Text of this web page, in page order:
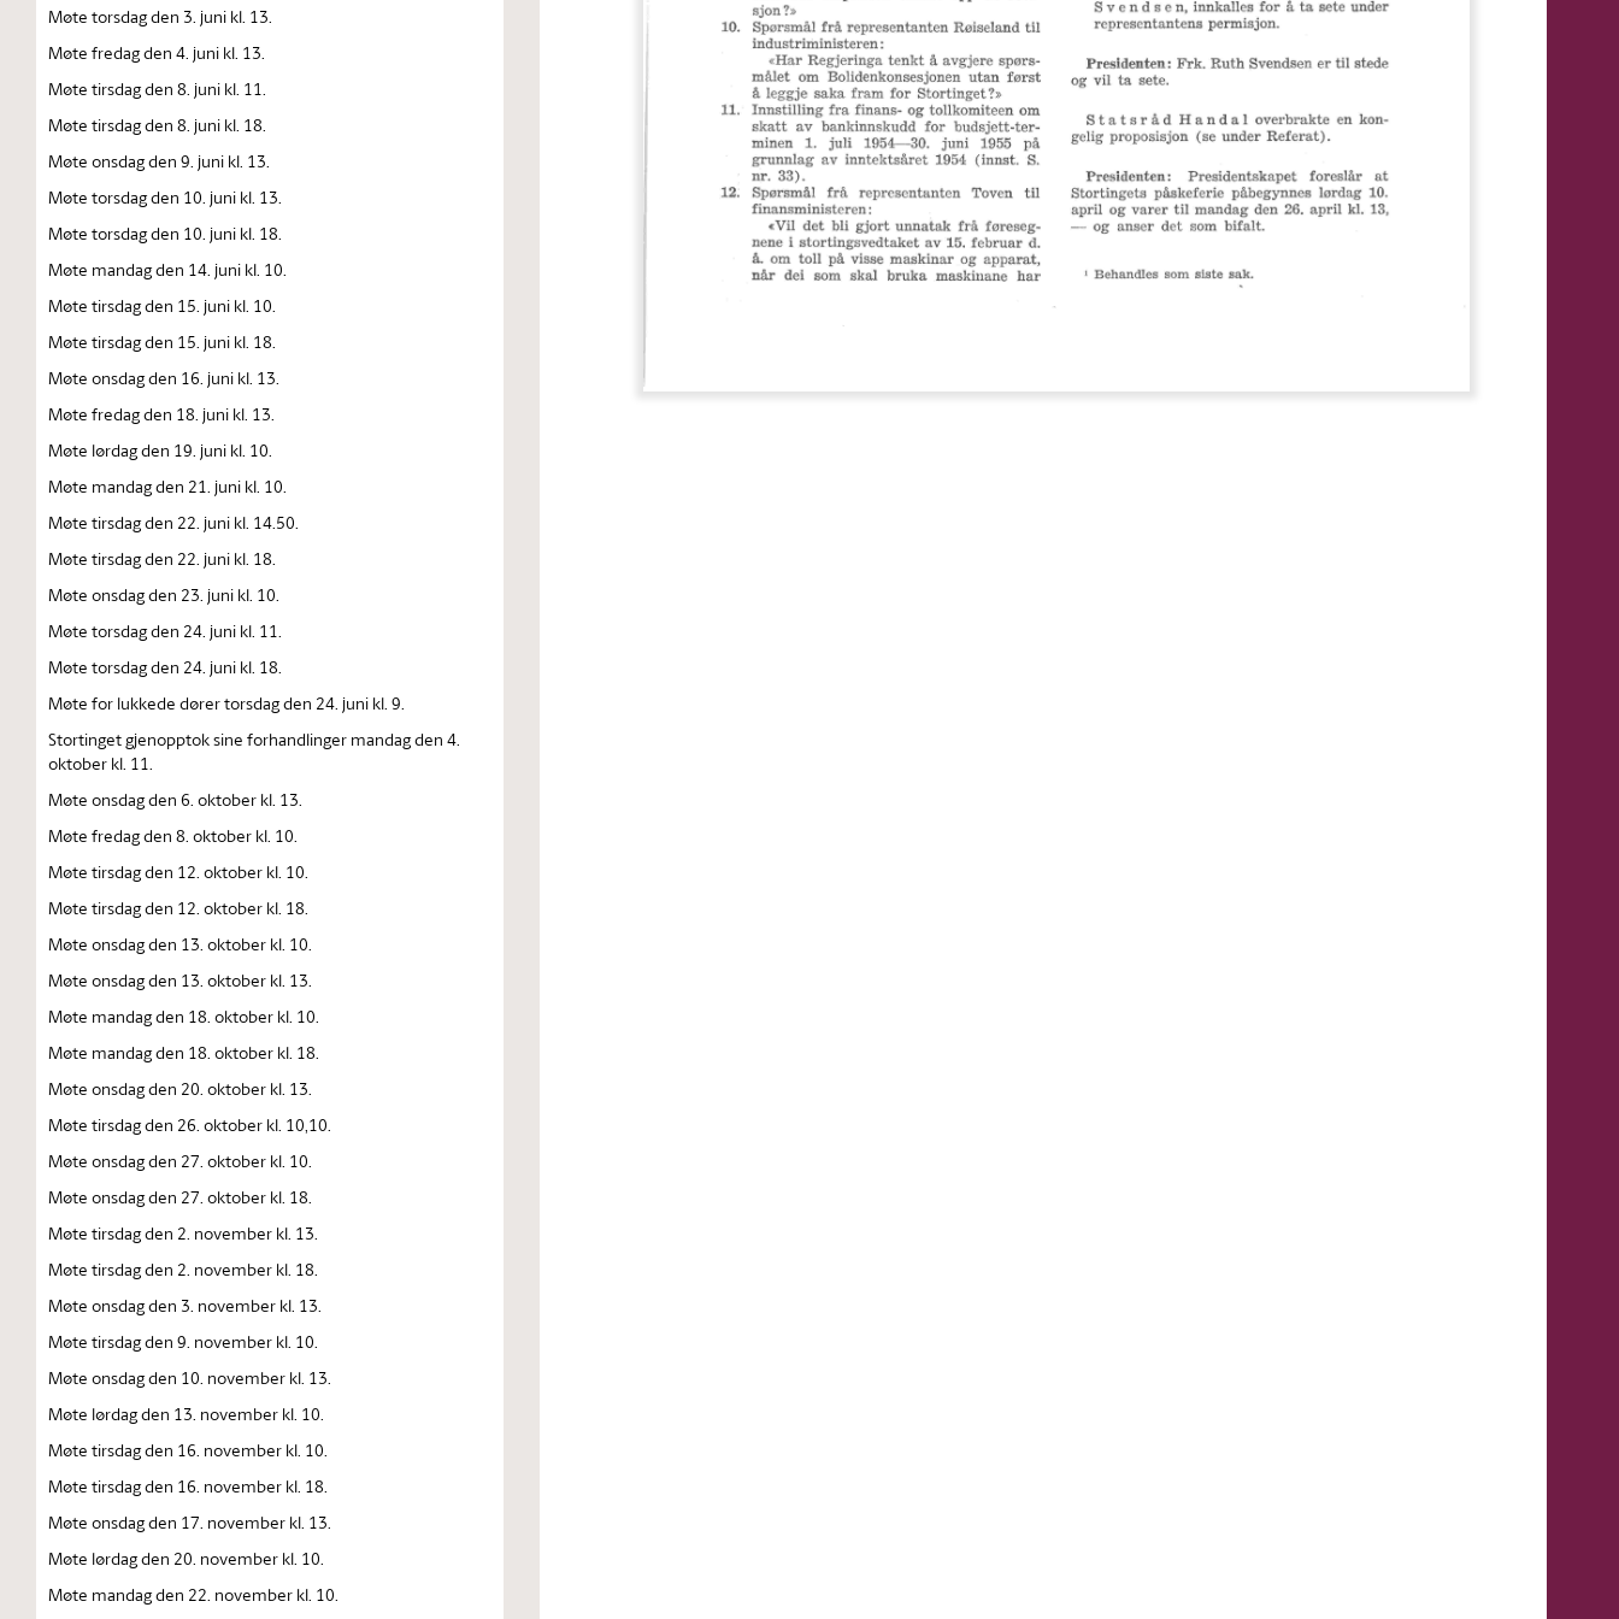
Møte torsdag den 3. juni kl. 13.
Møte fredag den 4. juni kl. 13.
Møte tirsdag den 8. juni kl. 11.
Møte tirsdag den 8. juni kl. 18.
Møte onsdag den 9. juni kl. 13.
Møte torsdag den 10. juni kl. 13.
Møte torsdag den 10. juni kl. 18.
Møte mandag den 14. juni kl. 10.
Møte tirsdag den 15. juni kl. 10.
Møte tirsdag den 15. juni kl. 18.
Møte onsdag den 16. juni kl. 13.
Møte fredag den 18. juni kl. 13.
Møte lørdag den 19. juni kl. 10.
Møte mandag den 21. juni kl. 10.
Møte tirsdag den 22. juni kl. 14.50.
Møte tirsdag den 22. juni kl. 18.
Møte onsdag den 23. juni kl. 10.
Møte torsdag den 24. juni kl. 11.
Møte torsdag den 24. juni kl. 18.
Møte for lukkede dører torsdag den 24. juni kl. 9.
Stortinget gjenopptok sine forhandlinger mandag den 4.
oktober kl. 11.
Møte onsdag den 6. oktober kl. 13.
Møte fredag den 8. oktober kl. 10.
Møte tirsdag den 12. oktober kl. 10.
Møte tirsdag den 12. oktober kl. 18.
Møte onsdag den 13. oktober kl. 10.
Møte onsdag den 13. oktober kl. 13.
Møte mandag den 18. oktober kl. 10.
Møte mandag den 18. oktober kl. 18.
Møte onsdag den 20. oktober kl. 13.
Møte tirsdag den 26. oktober kl. 10,10.
Møte onsdag den 27. oktober kl. 10.
Møte onsdag den 27. oktober kl. 18.
Møte tirsdag den 2. november kl. 13.
Møte tirsdag den 2. november kl. 18.
Møte onsdag den 3. november kl. 13.
Møte tirsdag den 9. november kl. 10.
Møte onsdag den 10. november kl. 13.
Møte lørdag den 13. november kl. 10.
Møte tirsdag den 16. november kl. 10.
Møte tirsdag den 16. november kl. 18.
Møte onsdag den 17. november kl. 13.
Møte lørdag den 20. november kl. 10.
Møte mandag den 22. november kl. 10.